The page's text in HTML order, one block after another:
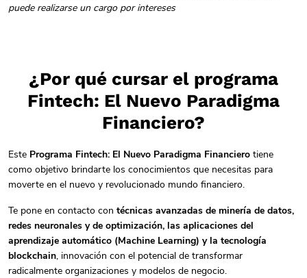
puede realizarse un cargo por intereses
¿Por qué cursar el programa
Fintech: El Nuevo Paradigma
Financiero?
Este Programa Fintech: El Nuevo Paradigma Financiero tiene
como objetivo brindarte los conocimientos que necesitas para
moverte en el nuevo y revolucionado mundo financiero.
Te pone en contacto con técnicas avanzadas de minería de datos,
redes neuronales y de optimización, las aplicaciones del
aprendizaje automático (Machine Learning) y la tecnología
blockchain, innovación con el potencial de transformar
radicalmente organizaciones y modelos de negocio.